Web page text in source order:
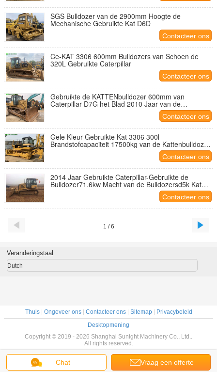
SGS Bulldozer van de 2900mm Hoogte de
Mechanische Gebruikte Kat D6D
Contacteer ons
Ce-KAT 3306 600mm Bulldozers van Schoen de
320L Gebruikte Caterpillar
Contacteer ons
Gebruikte de KATTENbulldozer 600mm van
Caterpillar D7G het Blad 2010 Jaar van de
Contacteer ons
Gele Kleur Gebruikte Kat 3306 300l-
Brandstofcapaciteit 17500kg van de Kattenbulldozer
Contacteer ons
2014 Jaar Gebruikte Caterpillar-Gebruikte de
Bulldozer71.6kw Macht van de Bulldozersd5k Kat
Contacteer ons
1 / 6
Chat Vraag een offerte
Veranderingstaal
Dutch
Thuis| Ongeveer ons| Contacteer ons| Sitemap|
Privacybeleid
Desktopmening
Copyright © 2019 - 2026 Shanghai Sunight Machinery Co., Ltd..
All rights reserved.